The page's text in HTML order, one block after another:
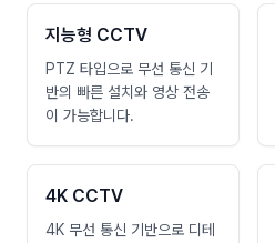
지능형 CCTV
PTZ 타입으로 무선 통신 기
반의 빠른 설치와 영상 전송
이 가능합니다.
4K CCTV
4K 무선 통신 기반으로 디테